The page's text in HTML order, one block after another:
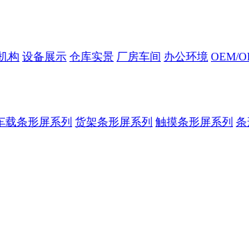
构 设备展示 仓库实景 厂房车间 办公环境 OEM/
载条形屏系列 货架条形屏系列 触摸条形屏系列 条